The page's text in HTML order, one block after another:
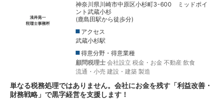
神奈川県川崎市中原区小杉町3-600 ミッドポイ
ント武蔵小杉
(鹿島田駅から徒歩分)
アクセス
武蔵小杉駅
得意分野・得意業種
顧問税理士 会社設立 税金・お金 不動産 飲食
流通・小売 建設・建築 製造
単なる税務処理ではありません。会社にお金を残す「利益改善・
財務戦略」で黒字経営を支援します！